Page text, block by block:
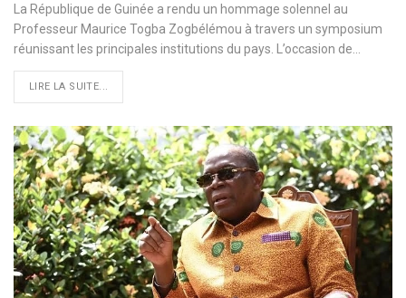
La République de Guinée a rendu un hommage solennel au
Professeur Maurice Togba Zogbélémou à travers un symposium
réunissant les principales institutions du pays. L’occasion de…
LIRE LA SUITE...